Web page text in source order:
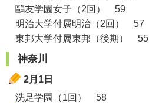
鷗友学園女子（2回） 59
明治大学付属明治（2回） 57
東邦大学付属東邦（後期） 55
神奈川
2月1日
洗足学園（1回） 58